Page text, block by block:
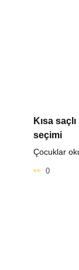
Kısa
seçimi
Çocuklar
0